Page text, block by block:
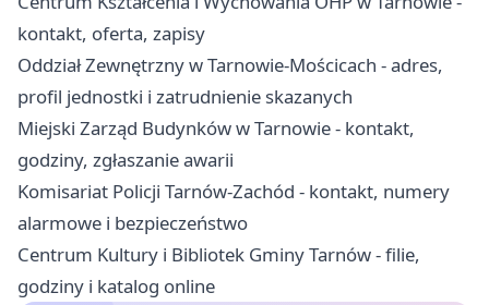
kontakt, oferta, zapisy
Oddział Zewnętrzny w Tarnowie-Mościcach - adres,
profil jednostki i zatrudnienie skazanych
Miejski Zarząd Budynków w Tarnowie - kontakt,
godziny, zgłaszanie awarii
Komisariat Policji Tarnów-Zachód - kontakt, numery
alarmowe i bezpieczeństwo
Centrum Kultury i Bibliotek Gminy Tarnów - filie,
godziny i katalog online